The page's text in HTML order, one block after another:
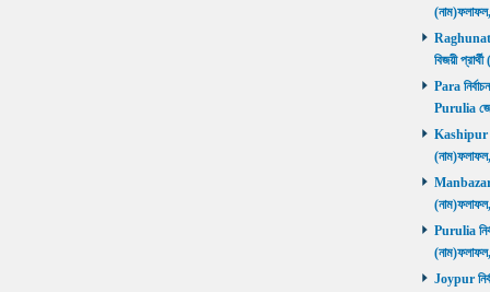
বিজয়ী
Para
Purulia
Kashipur
Manbazar
Purulia
Joypur